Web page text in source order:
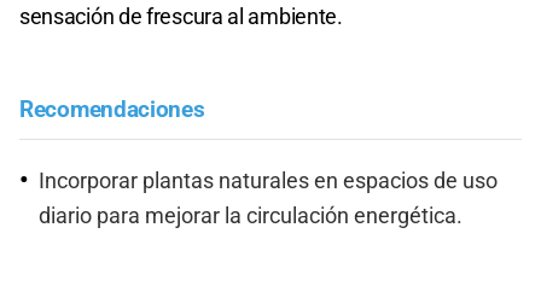
sensación de frescura al ambiente.
Recomendaciones
Incorporar plantas naturales en espacios de uso
diario para mejorar la circulación energética.